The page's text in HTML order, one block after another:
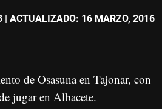
| ACTUALIZADO: 16 MARZO, 2016
de Osasuna en Tajonar, con
jugar en Albacete.